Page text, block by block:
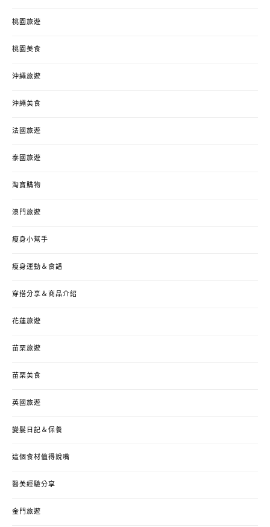
桃園旅遊
桃園美食
沖繩旅遊
沖繩美食
法國旅遊
泰國旅遊
淘寶購物
澳門旅遊
瘦身小幫手
瘦身運動＆食譜
穿搭分享＆商品介紹
花蓮旅遊
苗栗旅遊
苗栗美食
英國旅遊
變髮日記＆保養
這個食材值得說嘴
醫美經驗分享
金門旅遊